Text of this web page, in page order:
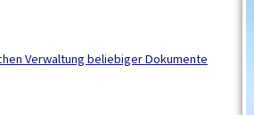
Verwaltung beliebiger Dokumente